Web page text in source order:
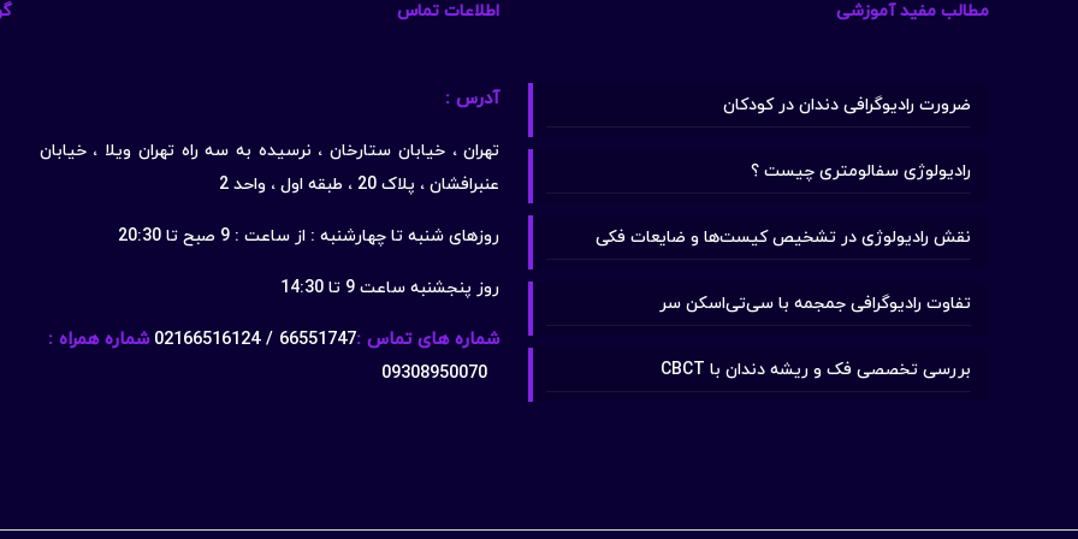
مطالب مفید آموزشی
ضرورت رادیوگرافی دندان در کودکان
رادیولوژی سفالومتری چیست ؟
نقش رادیولوژی در تشخیص کیست‌ها و ضایعات فکی
تفاوت رادیوگرافی جمجمه با سی‌تی‌اسکن سر
بررسی تخصصی فک و ریشه دندان با CBCT
اطلاعات تماس
آدرس :
تهران ، خیابان ستارخان ، نرسیده به سه راه تهران ویلا ، خیابان
عنبرافشان ، پلاک 20 ، طبقه اول ، واحد 2
روزهای شنبه تا چهارشنبه : از ساعت : 9 صبح تا 20:30
روز پنجشنبه ساعت 9 تا 14:30
شماره های تماس :66551747 / 02166516124
شماره همراه :
09308950070